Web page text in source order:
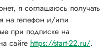
я соглашаюсь получать
на телефон и/или
при подписке на
сайте https://start-22.ru/.